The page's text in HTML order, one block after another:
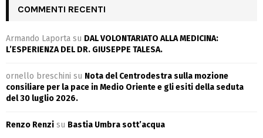
COMMENTI RECENTI
Armando Laporta su DAL VOLONTARIATO ALLA MEDICINA:
L’ESPERIENZA DEL DR. GIUSEPPE TALESA.
ornello breschini su Nota del Centrodestra sulla mozione
consiliare per la pace in Medio Oriente e gli esiti della seduta
del 30 luglio 2026.
Renzo Renzi su Bastia Umbra sott’acqua